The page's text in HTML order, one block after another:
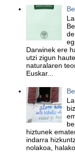
Darwinek ere
utzi zigun
naturalaren
Euskar...
hiztunek
indarra
nolakoa,